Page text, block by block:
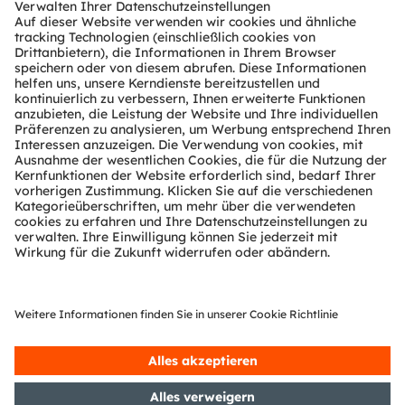
Tools
Kundenanfragen
Technischer Support
Partner Netzwerk
Whistleblowing
© 2026 ams-OSRAM AG. All rights reserved.
Datenschutzerklärung Nutzungsbedingungen
Terms of Trade
ImpressumCookie PolicyAI Policy